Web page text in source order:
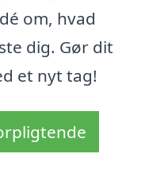
om, hvad
dig. Gør dit
et nyt tag!